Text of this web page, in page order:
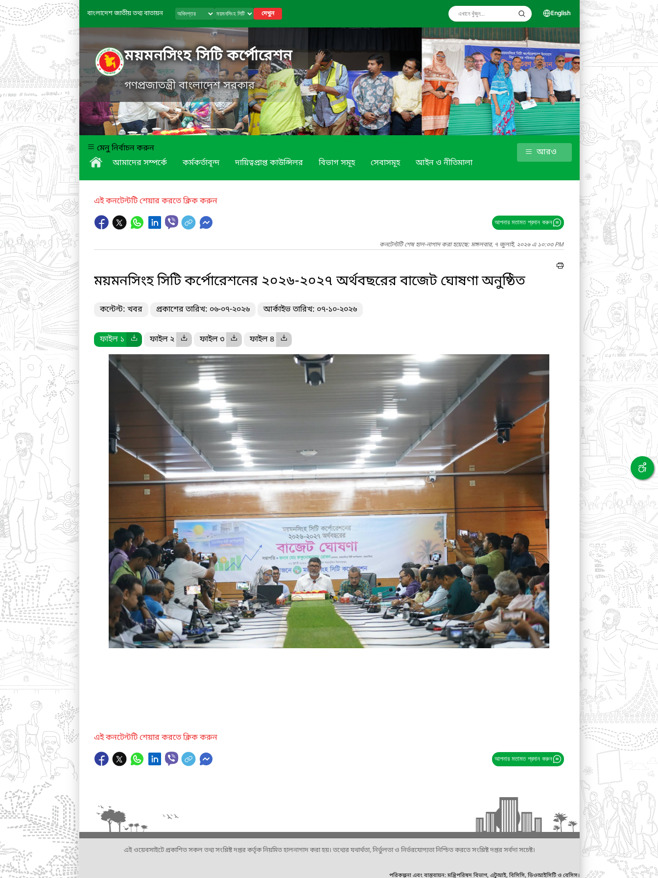
বাংলাদেশ জাতীয় তথ্য বাতায়ন দেখুন English
ময়মনসিংহ সিটি কর্পোরেশন
গণপ্রজাতন্ত্রী বাংলাদেশ সরকার
মেনু নির্বাচন করুন
আমাদের সম্পর্কে
কর্মকর্তাবৃন্দ দায়িত্বপ্রাপ্ত কাউন্সিলর বিভাগ সমূহ সেবাসমূহ আইন ও নীতিমালা
আরও
এই কনটেন্টটি শেয়ার করতে ক্লিক করুন
আপনার মতামত প্রদান করুন
কনটেন্টটি শেষ হাল-নাগাদ করা হয়েছে: মঙ্গলবার, ৭ জুলাই, ২০২৬ এ ১০:০৩ PM
ময়মনসিংহ সিটি কর্পোরেশনের ২০২৬-২০২৭ অর্থবছরের বাজেট ঘোষণা অনুষ্ঠিত
কন্টেন্ট: খবর প্রকাশের তারিখ: ০৬-০৭-২০২৬ আর্কাইভ তারিখ: ০৭-১০-২০২৬
ফাইল ১ ফাইল ২ ফাইল ৩ ফাইল ৪
এই কনটেন্টটি শেয়ার করতে ক্লিক করুন
আপনার মতামত প্রদান করুন
এই ওয়েবসাইটে প্রকাশিত সকল তথ্য সংশ্লিষ্ট দপ্তর কর্তৃক নিয়মিত হালনাগাদ করা হয়। তথ্যের যথার্থতা, নির্ভুলতা ও নির্ভরযোগ্যতা নিশ্চিত করতে সংশ্লিষ্ট দপ্তর সর্বদা সচেষ্ট।
পরিকল্পনা এবং বাস্তবায়ন: মন্ত্রিপরিষদ বিভাগ, এটুআই, বিসিসি, ডিওআইসিটি ও বেসিস।